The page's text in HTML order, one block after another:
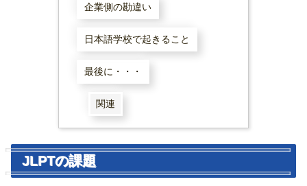
企業側の勘違い
日本語学校で起きること
最後に・・・
関連
JLPTの課題